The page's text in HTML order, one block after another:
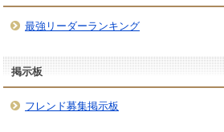
最強リーダーランキング
掲示板
フレンド募集掲示板